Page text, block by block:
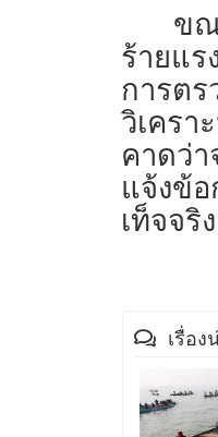
ขณ
ร้ายแ
การต
วิเครา
คาดว่
แจ้งข้อ
เท็จจ
เรื่อ